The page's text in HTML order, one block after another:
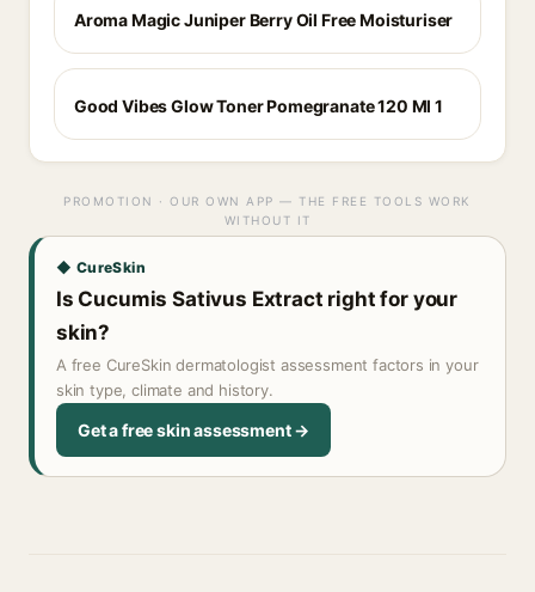
Aroma Magic Juniper Berry Oil Free Moisturiser
Good Vibes Glow Toner Pomegranate 120 Ml 1
PROMOTION · OUR OWN APP — THE FREE TOOLS WORK
WITHOUT IT
◆ CureSkin
Is Cucumis Sativus Extract right for your
skin?
A free CureSkin dermatologist assessment factors in your
skin type, climate and history.
Get a free skin assessment →